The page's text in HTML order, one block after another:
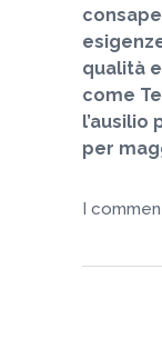
qualità
come
l’ausilio
per
I